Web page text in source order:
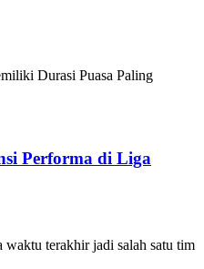
Durasi Puasa Paling
Performa di Liga
waktu terakhir jadi salah satu tim